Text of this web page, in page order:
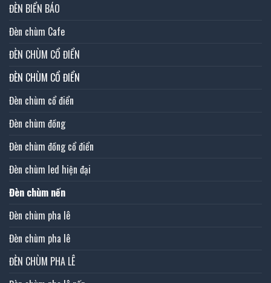
ĐÈN BIỂN BÁO
Đèn chùm Cafe
ĐÈN CHÙM CỔ ĐIỂN
ĐÈN CHÙM CỔ ĐIỂN
Đèn chùm cổ điển
Đèn chùm đồng
Đèn chùm đồng cổ điển
Đèn chùm led hiện đại
Đèn chùm nến
Đèn chùm pha lê
Đèn chùm pha lê
ĐÈN CHÙM PHA LÊ